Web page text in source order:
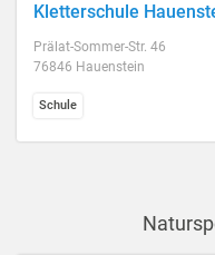
Kletterschule
Prälat-Sommer-Str. 46
76846 Hauenstein
Schule